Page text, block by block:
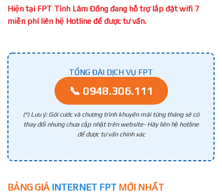
Hiện tại FPT Tỉnh Lâm Đồng đang hỗ trợ lắp đặt wifi 7
miễn phí liên hệ Hotline để được tư vấn.
TỔNG ĐÀI DỊCH VỤ FPT
📞 0948.306.111
(*) Lưu ý: Gói cước và chương trình khuyến mãi từng tháng sẽ có
thay đổi nhưng chưa cập nhật trên website- Hãy liên hệ hotline
để được tư vấn chính xác
BẢNG GIÁ INTERNET FPT MỚI NHẤT